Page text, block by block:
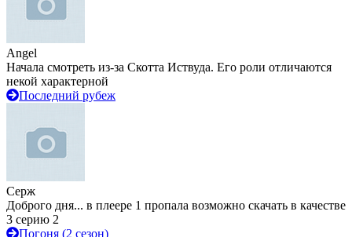
Angel
Начала смотреть из-за Скотта Иствуда. Его роли отличаются
некой характерной
Последний рубеж
Серж
Доброго дня... в плеере 1 пропала возможно скачать в качестве
3 серию 2
Погоня (2 сезон)